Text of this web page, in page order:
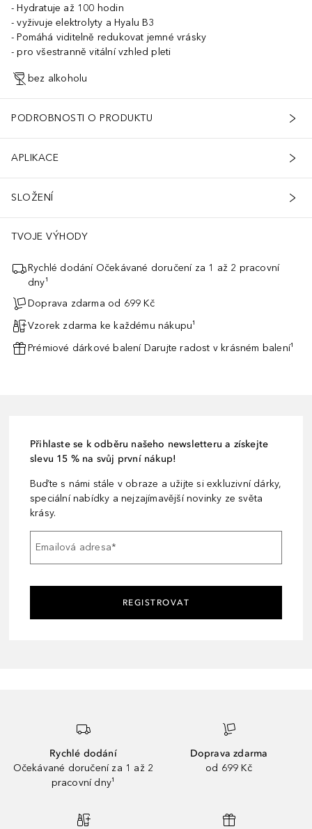
Hydratuje až 100 hodin
vyživuje elektrolyty a Hyalu B3
Pomáhá viditelně redukovat jemné vrásky
pro všestranně vitální vzhled pleti
bez alkoholu
PODROBNOSTI O PRODUKTU
APLIKACE
SLOŽENÍ
TVOJE VÝHODY
Rychlé dodání Očekávané doručení za 1 až 2 pracovní
dny¹
Doprava zdarma od 699 Kč
Vzorek zdarma ke každému nákupu¹
Prémiové dárkové balení Darujte radost v krásném balení¹
Přihlaste se k odběru našeho newsletteru a získejte
slevu 15 % na svůj první nákup!
Buďte s námi stále v obraze a užijte si exkluzivní dárky,
speciální nabídky a nejzajímavější novinky ze světa
krásy.
Emailová adresa*
REGISTROVAT
Rychlé dodání
Očekávané doručení za 1 až 2
pracovní dny¹
Doprava zdarma
od 699 Kč